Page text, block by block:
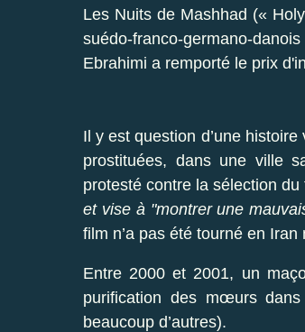
Les Nuits de Mashhad («
suédo-franco-germano-
Ebrahimi a remporté le prix
Il y est question d’une
prostituées, dans une ville
protesté contre la sélection
et vise à "montrer une
film n’a pas été tourné en
Entre 2000 et 2001, un
purification des mœurs
beaucoup d’autres).